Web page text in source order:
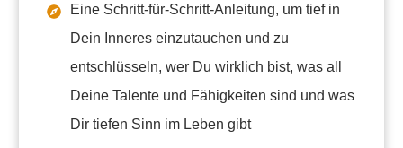
Eine Schritt-für-Schritt-Anleitung, um tief in
Dein Inneres einzutauchen und zu
entschlüsseln, wer Du wirklich bist, was all
Deine Talente und Fähigkeiten sind und was
Dir tiefen Sinn im Leben gibt